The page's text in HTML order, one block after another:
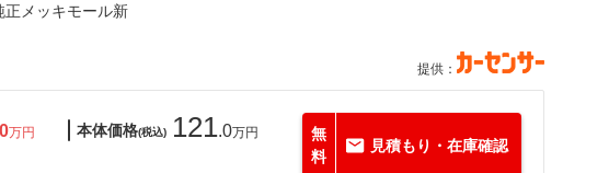
正メッキモール新
提供：
万円
本体価格(税込) 121.0万円
無
料
見積もり・在庫確認